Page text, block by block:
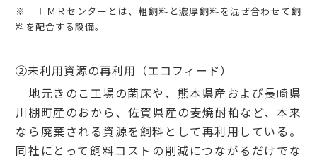
※ ＴＭＲセンターとは、粗飼料と濃厚飼料を混ぜ合わせて飼
料を配合する設備。
②未利用資源の再利用（エコフィード）
地元きのこ工場の菌床や、熊本県産および長崎県
川棚町産のおから、佐賀県産の麦焼酎粕など、本来
なら廃棄される資源を飼料として再利用している。
同社にとって飼料コストの削減につながるだけでな